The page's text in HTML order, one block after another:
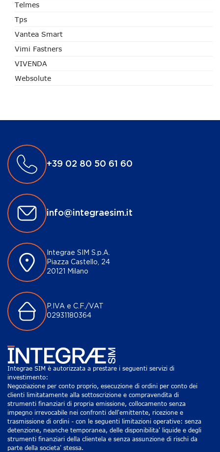
Telmes
Tps
Vantea Smart
Vimi Fastners
VIVENDA
Websolute
+39 02 80 50 61 60
info@integraesim.it
Integrae SIM S.p.A.
Piazza Castello, 24
20121 Milano
P.IVA e C.F./VAT
02931180364
Integrae SIM è autorizzata a prestare i seguenti servizi di
investimento:
Negoziazione per conto proprio, esecuzione di ordini per conto dei
clienti limitatamente alla sottoscrizione e compravendita di
strumenti finanziari di propria emissione, collocamento senza
impegno irrevocabile nei confronti dell'emittente, ricezione e
trasmissione di ordini - con le seguenti limitazioni operative: senza
detenzione, neanche temporanea, delle disponibilita' liquide e degli
strumenti finanziari della clientela e senza assunzione di rischi da
parte della societa' stessa.